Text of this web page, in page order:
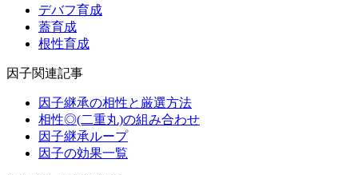
デバフ育成
蓋育成
根性育成
因子関連記事
因子継承の相性と厳選方法
相性◎(二重丸)の組み合わせ
因子継承ループ
因子の効果一覧